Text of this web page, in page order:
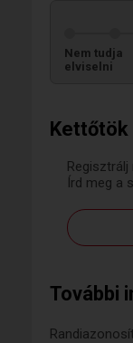
Írd meg a
További
Nem tudja
elviselni